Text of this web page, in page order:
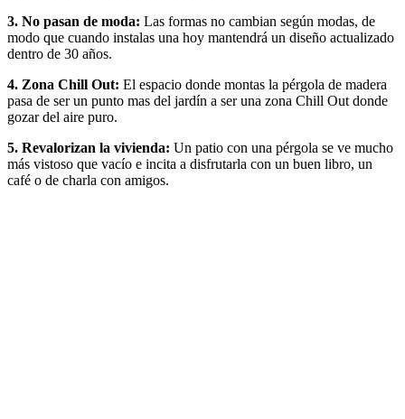
3. No pasan de moda: Las formas no cambian según modas, de
modo que cuando instalas una hoy mantendrá un diseño actualizado
dentro de 30 años.
4. Zona Chill Out: El espacio donde montas la pérgola de madera
pasa de ser un punto mas del jardín a ser una zona Chill Out donde
gozar del aire puro.
5. Revalorizan la vivienda: Un patio con una pérgola se ve mucho
más vistoso que vacío e incita a disfrutarla con un buen libro, un
café o de charla con amigos.